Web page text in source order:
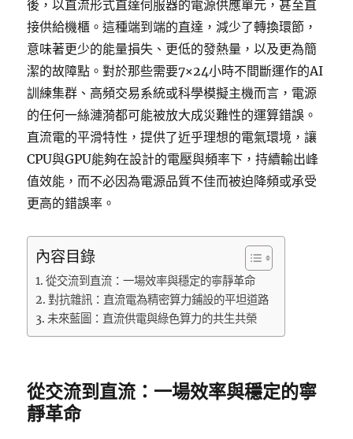
後，以直流形式直達伺服器的電源供應單元，甚至直
接供給機櫃。這種端到端的直達，減少了轉換環節，
意味著更少的能量損失、更低的發熱量，以及更為簡
潔的故障點。對於那些需要7×24小時不間斷運作的AI
訓練集群、高頻交易系統或科學模擬主機而言，電源
的任何一絲漣漪都可能被放大成災難性的運算錯誤。
直流電的平滑特性，提供了近乎理想的電氣環境，讓
CPU與GPU能夠在設計的電壓與頻率下，持續輸出峰
值效能，而不必因為電源品質不佳而被迫降頻或承受
更高的錯誤率。
內容目錄
從交流到直流：一場效率與穩定的寧靜革命
對抗雜訊：直流電為精密算力鋪設的平坦道路
未來藍圖：直流供電與綠色算力的共生共榮
從交流到直流：一場效率與穩定的寧
靜革命